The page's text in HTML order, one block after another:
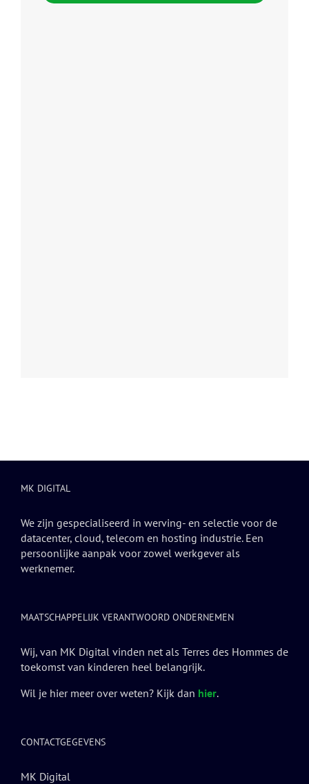
MK DIGITAL
We zijn gespecialiseerd in werving- en selectie voor de
datacenter, cloud, telecom en hosting industrie. Een
persoonlijke aanpak voor zowel werkgever als
werknemer.
MAATSCHAPPELIJK VERANTWOORD ONDERNEMEN
Wij, van MK Digital vinden net als Terres des Hommes de
toekomst van kinderen heel belangrijk.
Wil je hier meer over weten? Kijk dan hier.
CONTACTGEGEVENS
MK Digital